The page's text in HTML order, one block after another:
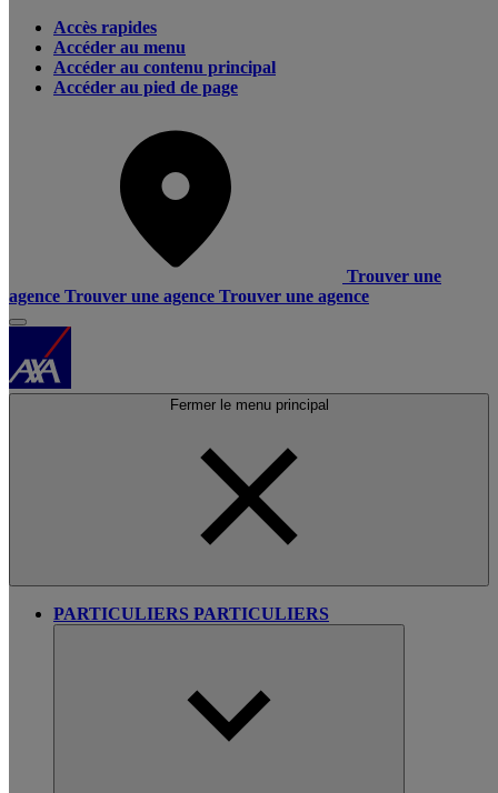
Accès rapides
Accéder au menu
Accéder au contenu principal
Accéder au pied de page
Trouver une
agence Trouver une agence Trouver une agence
Fermer le menu principal
PARTICULIERS PARTICULIERS